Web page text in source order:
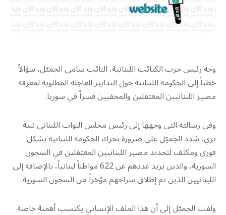
وجه رئيس حزب الكتائب اللبنانية، النائب سامي الجميّل، سؤالاً
خطياً إلى الحكومة اللبنانية حول التدابير العاجلة المطلوبة لمعرفة
مصير اللبنانيين المعتقلين والمخفيين قسراً في سوريا.
وفي رسالته التي وجهها إلى رئيس مجلس النواب اللبناني نبيه
بري، شدد الجميّل على ضرورة تحرك الحكومة اللبنانية بشكل
فوري ومكثف لتحديد مصير اللبنانيين المعتقلين في السجون
السورية، والذين يزيد عددهم عن 622 مواطناً لبنانياً، بالإضافة إلى
اللبنانيين الذين تم إطلاق سراحهم مؤخراً من السجون السورية.
ولفت الجميّل إلى أن هذا الملف الإنساني يكتسب أهمية خاصة